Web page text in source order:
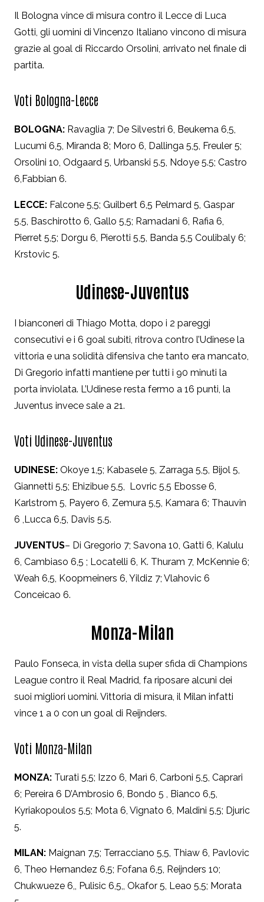
Il Bologna vince di misura contro il Lecce di Luca
Gotti, gli uomini di Vincenzo Italiano vincono di misura
grazie al goal di Riccardo Orsolini, arrivato nel finale di
partita.
Voti Bologna-Lecce
BOLOGNA: Ravaglia 7; De Silvestri 6, Beukema 6,5,
Lucumi 6,5, Miranda 8; Moro 6, Dallinga 5,5, Freuler 5;
Orsolini 10, Odgaard 5, Urbanski 5.5, Ndoye 5.5; Castro
6,Fabbian 6.
LECCE: Falcone 5,5; Guilbert 6,5 Pelmard 5, Gaspar
5.5, Baschirotto 6, Gallo 5,5; Ramadani 6, Rafia 6,
Pierret 5,5; Dorgu 6, Pierotti 5,5, Banda 5,5 Coulibaly 6;
Krstovic 5.
Udinese-Juventus
I bianconeri di Thiago Motta, dopo i 2 pareggi
consecutivi e i 6 goal subiti, ritrova contro l’Udinese la
vittoria e una solidità difensiva che tanto era mancato,
Di Gregorio infatti mantiene per tutti i 90 minuti la
porta inviolata. L’Udinese resta fermo a 16 punti, la
Juventus invece sale a 21.
Voti Udinese-Juventus
UDINESE: Okoye 1,5; Kabasele 5, Zarraga 5,5, Bijol 5,
Giannetti 5,5; Ehizibue 5,5, Lovric 5,5 Ebosse 6,
Karlstrom 5, Payero 6, Zemura 5,5, Kamara 6; Thauvin
6 ,Lucca 6,5, Davis 5.5.
JUVENTUS– Di Gregorio 7; Savona 10, Gatti 6, Kalulu
6, Cambiaso 6,5 ; Locatelli 6, K. Thuram 7, McKennie 6;
Weah 6,5, Koopmeiners 6, Yildiz 7; Vlahovic 6
Conceicao 6.
Monza-Milan
Paulo Fonseca, in vista della super sfida di Champions
League contro il Real Madrid, fa riposare alcuni dei
suoi migliori uomini. Vittoria di misura, il Milan infatti
vince 1 a 0 con un goal di Reijnders.
Voti Monza-Milan
MONZA: Turati 5,5; Izzo 6, Marì 6, Carboni 5,5, Caprari
6; Pereira 6 D’Ambrosio 6, Bondo 5 , Bianco 6,5,
Kyriakopoulos 5,5; Mota 6, Vignato 6, Maldini 5,5; Djuric
5.
MILAN: Maignan 7,5; Terracciano 5,5, Thiaw 6, Pavlovic
6, Theo Hernandez 6,5; Fofana 6,5, Reijnders 10;
Chukwueze 6,, Pulisic 6,5,, Okafor 5, Leao 5,5; Morata